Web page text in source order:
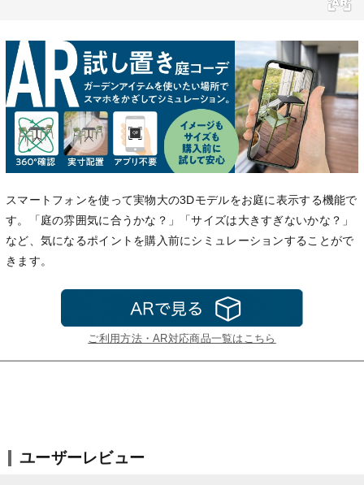
スマートフォンを使って実物大の3Dモデルをお庭に表示する機能で
す。「庭の雰囲気に合うかな？」「サイズは大きすぎないかな？」
など、気になるポイントを購入前にシミュレーションすることがで
きます。
ご利用方法・AR対応商品一覧はこちら
ユーザーレビュー